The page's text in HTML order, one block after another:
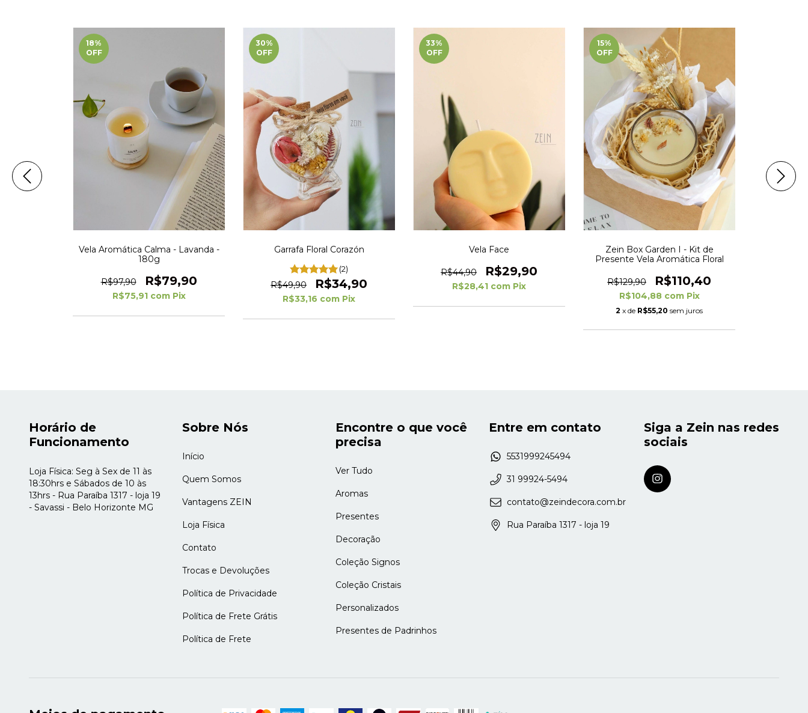
18%
OFF
Vela Aromática Calma - Lavanda -
180g
R$97,90 R$79,90
R$75,91 com Pix
30%
OFF
Garrafa Floral Corazón
(2)
R$49,90 R$34,90
R$33,16 com Pix
33%
OFF
Vela Face
R$44,90 R$29,90
R$28,41 com Pix
15%
OFF
Zein Box Garden I - Kit de
Presente Vela Aromática Floral
R$129,90 R$110,40
R$104,88 com Pix
2 x de R$55,20 sem juros
Horário de
Funcionamento
Loja Física: Seg à Sex de 11 às
18:30hrs e Sábados de 10 às
13hrs - Rua Paraíba 1317 - loja 19
- Savassi - Belo Horizonte MG
Sobre Nós
Início
Quem Somos
Vantagens ZEIN
Loja Física
Contato
Trocas e Devoluções
Política de Privacidade
Política de Frete Grátis
Política de Frete
Encontre o que você
precisa
Ver Tudo
Aromas
Presentes
Decoração
Coleção Signos
Coleção Cristais
Personalizados
Presentes de Padrinhos
Entre em contato
5531999245494
31 99924-5494
contato@zeindecora.com.br
Rua Paraíba 1317 - loja 19
Siga a Zein nas redes
sociais